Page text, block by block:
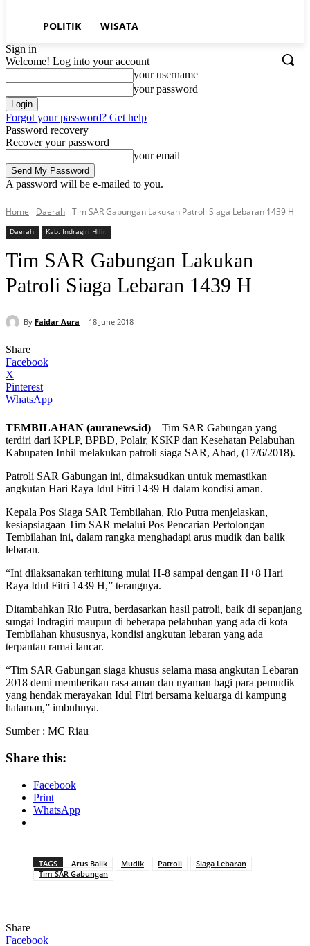
POLITIK WISATA
Sign in
Welcome! Log into your account
your username
your password
Forgot your password? Get help
Password recovery
Recover your password
your email
A password will be e-mailed to you.
Home Daerah Tim SAR Gabungan Lakukan Patroli Siaga Lebaran 1439 H
Daerah Kab. Indragiri Hilir
Tim SAR Gabungan Lakukan
Patroli Siaga Lebaran 1439 H
By Faidar Aura 18 June 2018
Share
Facebook
X
Pinterest
WhatsApp
TEMBILAHAN (auranews.id) – Tim SAR Gabungan yang
terdiri dari KPLP, BPBD, Polair, KSKP dan Kesehatan Pelabuhan
Kabupaten Inhil melakukan patroli siaga SAR, Ahad, (17/6/2018).
Patroli SAR Gabungan ini, dimaksudkan untuk memastikan
angkutan Hari Raya Idul Fitri 1439 H dalam kondisi aman.
Kepala Pos Siaga SAR Tembilahan, Rio Putra menjelaskan,
kesiapsiagaan Tim SAR melalui Pos Pencarian Pertolongan
Tembilahan ini, dalam rangka menghadapi arus mudik dan balik
lebaran.
“Ini dilaksanakan terhitung mulai H-8 sampai dengan H+8 Hari
Raya Idul Fitri 1439 H,” terangnya.
Ditambahkan Rio Putra, berdasarkan hasil patroli, baik di sepanjang
sungai Indragiri maupun di beberapa pelabuhan yang ada di kota
Tembilahan khususnya, kondisi angkutan lebaran yang ada
terpantau ramai lancar.
“Tim SAR Gabungan siaga khusus selama masa angkutan Lebaran
2018 demi memberikan rasa aman dan nyaman bagi para pemudik
yang hendak merayakan Idul Fitri bersama keluarga di kampung
halaman,” imbuhnya.
Sumber : MC Riau
Share this:
Facebook
Print
WhatsApp
TAGS Arus Balik Mudik Patroli
Siaga Lebaran
Tim SAR Gabungan
Share
Facebook